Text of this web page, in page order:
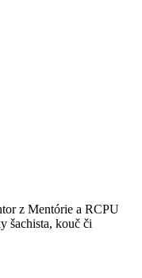
z Mentórie a RCPU
šachista, kouč či